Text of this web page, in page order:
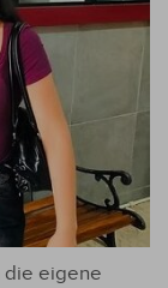
die eigene